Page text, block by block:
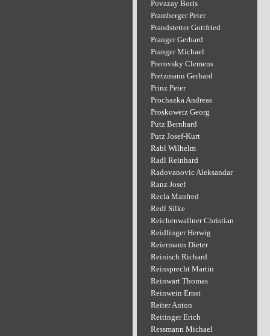
Povazay Boris
Pramberger Peter
Prandstetter Gottfried
Pranger Gerhard
Pranger Michael
Prerovsky Clemens
Pretzmann Gerhard
Prinz Peter
Prochazka Andreas
Proskowetz Georg
Putz Bernhard
Putz Josef-Kurt
Rabl Wilhelm
Radl Reinhard
Radovanovic Aleksandar
Ranz Josef
Recla Manfred
Redl Silke
Reichenwallner Christian
Reidlinger Herwig
Reiermann Dieter
Reinisch Richard
Reinsprecht Martin
Reinwart Thomas
Reinwein Ernst
Reiter Anton
Reitinger Erich
Ressmann Michael